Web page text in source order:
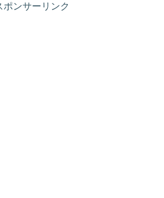
ポンサーリンク